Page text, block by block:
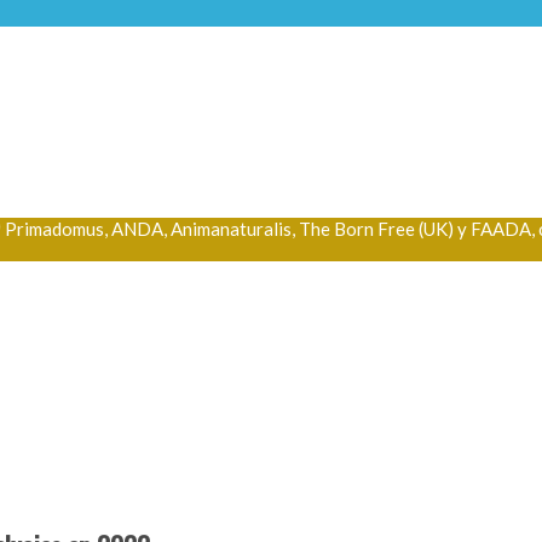
ANDA, Animanaturalis, The Born Free (UK) y